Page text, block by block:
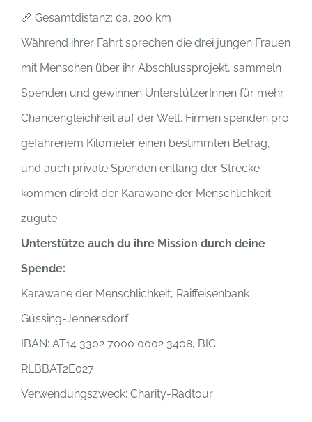
📏 Gesamtdistanz: ca. 200 km
Während ihrer Fahrt sprechen die drei jungen Frauen
mit Menschen über ihr Abschlussprojekt, sammeln
Spenden und gewinnen UnterstützerInnen für mehr
Chancengleichheit auf der Welt. Firmen spenden pro
gefahrenem Kilometer einen bestimmten Betrag,
und auch private Spenden entlang der Strecke
kommen direkt der Karawane der Menschlichkeit
zugute.
Unterstütze auch du ihre Mission durch deine
Spende:
Karawane der Menschlichkeit, Raiffeisenbank
Güssing-Jennersdorf
IBAN: AT14 3302 7000 0002 3408, BIC:
RLBBAT2E027
Verwendungszweck: Charity-Radtour